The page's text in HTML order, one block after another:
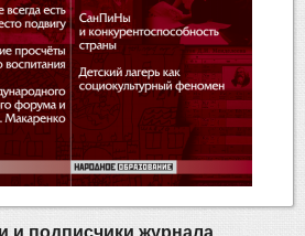
и подписчики журнала